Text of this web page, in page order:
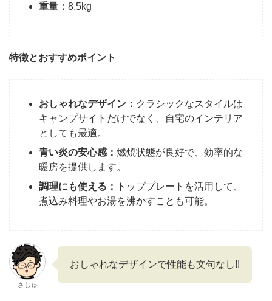
重量： 8.5kg
特徴とおすすめポイント
おしゃれなデザイン： クラシックなスタイルは
キャンプサイトだけでなく、自宅のインテリア
としても最適。
青い炎の安心感： 燃焼状態が良好で、効率的な
暖房を提供します。
調理にも使える：
トッププレートを活用して、
煮込み料理やお湯を沸かすことも可能。
さしゅ
おしゃれなデザインで性能も文句なし!!